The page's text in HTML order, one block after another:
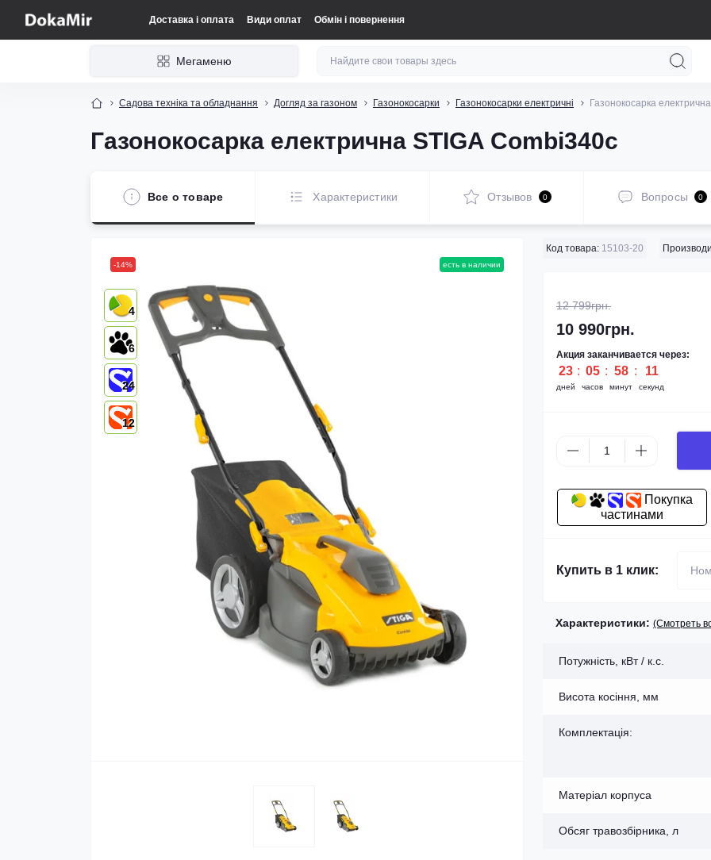
Доставка і оплата Види оплат Обмін і повернення
Мегаменю
Садова техніка та обладнання Догляд за газоном Газонокосарки Газонокосарки електричні Газонокосарка
Газонокосарка електрична STIGA Combi340c
Все о товаре Характеристики Отзывов 0 Вопросы 0
-14% есть в наличии
4
6
24
12
Код товара: 15103-20
12 799грн.
10 990грн.
Акция заканчивается через:
23
дней
: 05
часов
: 58
минут
: 10
секунд
частинами
Купить в 1 клик:
Характеристики: (Смотреть
Потужність, кВт / к.с.
Висота косіння, мм
Комплектація:
Матеріал корпуса
Обсяг травозбірника, л